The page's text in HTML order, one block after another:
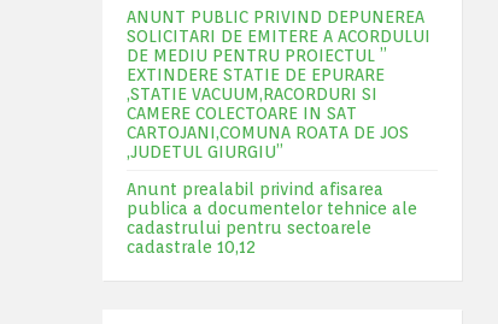
ANUNT PUBLIC PRIVIND DEPUNEREA
SOLICITARI DE EMITERE A ACORDULUI
DE MEDIU PENTRU PROIECTUL ”
EXTINDERE STATIE DE EPURARE
,STATIE VACUUM,RACORDURI SI
CAMERE COLECTOARE IN SAT
CARTOJANI,COMUNA ROATA DE JOS
,JUDETUL GIURGIU”
Anunt prealabil privind afisarea
publica a documentelor tehnice ale
cadastrului pentru sectoarele
cadastrale 10,12